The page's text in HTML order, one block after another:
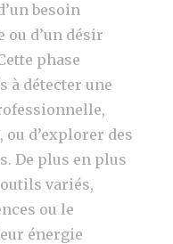
besoin
d’un désir
phase
à détecter une
ou d’explorer des
De plus en plus
variés,
ou le
énergie